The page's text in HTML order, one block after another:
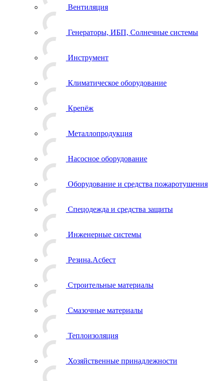
Вентиляция
Генераторы, ИБП, Солнечные системы
Инструмент
Климатическое оборудование
Крепёж
Металлопродукция
Насосное оборудование
Оборудование и средства пожаротушения
Спецодежда и средства защиты
Инженерные системы
Резина.Асбест
Строительные материалы
Смазочные материалы
Теплоизоляция
Хозяйственные принадлежности